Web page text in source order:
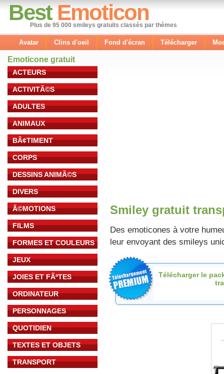
Best Emoticon
Plus de 95 000 smileys gratuits classés par thèmes
Avatar Clins d'oeil Fond d'écran Télécharger
Emoticone gratuit
ACTEURS
ACTIVITÃ©S
ADULTES
ANIMAUX
BÃ¢TIMENT
CORPS
DESSINS ANIMÃ©S
DIVERS
Ã©MOTIONS
FILMS
FORMES ET COULEURS
JEUX
JOIES ET FÃªTES
ORDINATEUR
PERSONNAGES
QUOTIDIEN
TEXTES ET OBJETS
TRANSPORT
Smiley gratuit
Des emoticones à votre
leur envoyant des smileys
Télécharger le